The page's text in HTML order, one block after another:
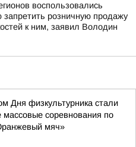
воспользовались
запретить розничную продажу
к ним, заявил Володин
Дня физкультурника стали
массовые соревнования по
мяч»